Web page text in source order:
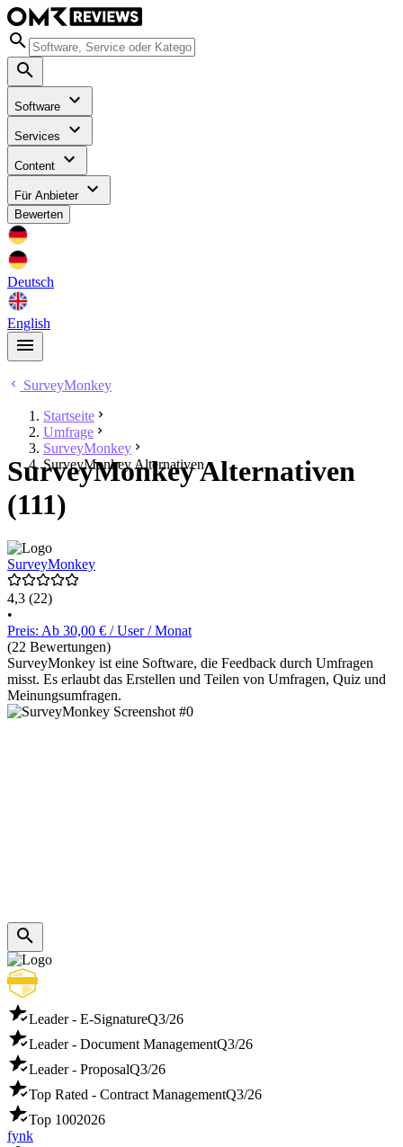
Software
Services
Content
Für Anbieter
Bewerten
Deutsch
English
SurveyMonkey
Startseite
Umfrage
SurveyMonkey
SurveyMonkey Alternativen
SurveyMonkey Alternativen
(111)
SurveyMonkey
4,3 (22)
•
Preis: Ab 30,00 € / User / Monat
(22 Bewertungen)
SurveyMonkey ist eine Software, die Feedback durch Umfragen
misst. Es erlaubt das Erstellen und Teilen von Umfragen, Quiz und
Meinungsumfragen.
Leader - E-SignatureQ3/26
Leader - Document ManagementQ3/26
Leader - ProposalQ3/26
Top Rated - Contract ManagementQ3/26
Top 1002026
fynk